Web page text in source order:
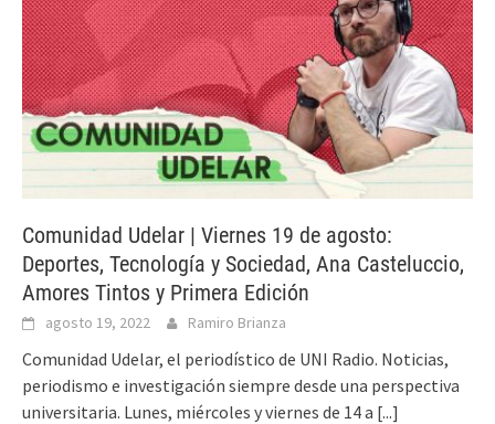
Comunidad Udelar | Viernes 19 de agosto:
Deportes, Tecnología y Sociedad, Ana Casteluccio,
Amores Tintos y Primera Edición
agosto 19, 2022 Ramiro Brianza
Comunidad Udelar, el periodístico de UNI Radio. Noticias,
periodismo e investigación siempre desde una perspectiva
universitaria. Lunes, miércoles y viernes de 14 a [...]